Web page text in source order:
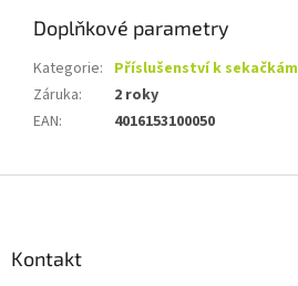
Doplňkové parametry
Kategorie: Příslušenství k sekačkám
Záruka:
2 roky
EAN: 4016153100050
Kontakt